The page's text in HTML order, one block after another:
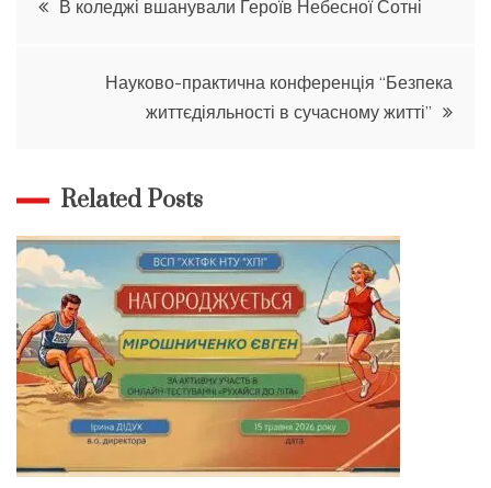
В коледжі вшанували Героїв Небесної Сотні
Науково-практична конференція “Безпека
життєдіяльності в сучасному житті”
Related Posts